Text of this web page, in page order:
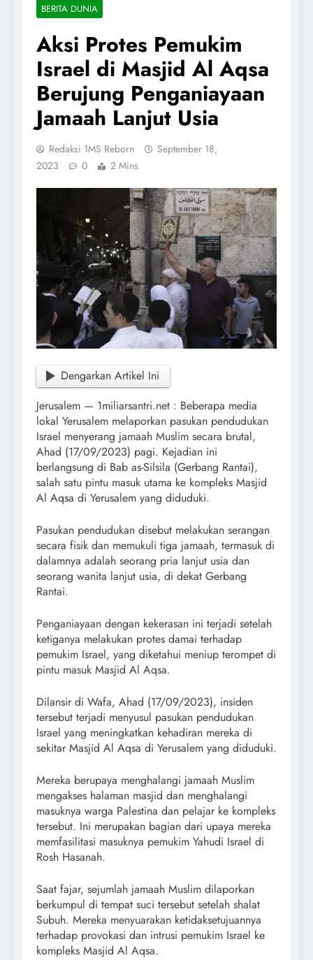
BERITA DUNIA
Aksi Protes Pemukim
Israel di Masjid Al Aqsa
Berujung Penganiayaan
Jamaah Lanjut Usia
Redaksi 1MS Reborn
September 18,
2023
0 2 Mins
Dengarkan Artikel Ini
Jerusalem — 1miliarsantri.net : Beberapa media
lokal Yerusalem melaporkan pasukan pendudukan
Israel menyerang jamaah Muslim secara brutal,
Ahad (17/09/2023) pagi. Kejadian ini
berlangsung di Bab as-Silsila (Gerbang Rantai),
salah satu pintu masuk utama ke kompleks Masjid
Al Aqsa di Yerusalem yang diduduki.
Pasukan pendudukan disebut melakukan serangan
secara fisik dan memukuli tiga jamaah, termasuk di
dalamnya adalah seorang pria lanjut usia dan
seorang wanita lanjut usia, di dekat Gerbang
Rantai.
Penganiayaan dengan kekerasan ini terjadi setelah
ketiganya melakukan protes damai terhadap
pemukim Israel, yang diketahui meniup terompet di
pintu masuk Masjid Al Aqsa.
Dilansir di Wafa, Ahad (17/09/2023), insiden
tersebut terjadi menyusul pasukan pendudukan
Israel yang meningkatkan kehadiran mereka di
sekitar Masjid Al Aqsa di Yerusalem yang diduduki.
Mereka berupaya menghalangi jamaah Muslim
mengakses halaman masjid dan menghalangi
masuknya warga Palestina dan pelajar ke kompleks
tersebut. Ini merupakan bagian dari upaya mereka
memfasilitasi masuknya pemukim Yahudi Israel di
Rosh Hasanah.
Saat fajar, sejumlah jamaah Muslim dilaporkan
berkumpul di tempat suci tersebut setelah shalat
Subuh. Mereka menyuarakan ketidaksetujuannya
terhadap provokasi dan intrusi pemukim Israel ke
kompleks Masjid Al Aqsa.